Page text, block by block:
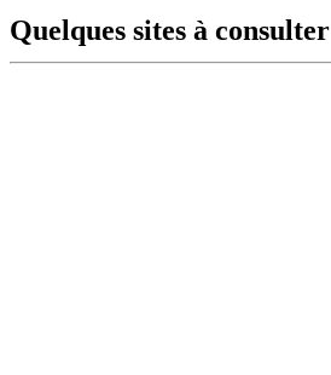
Quelques sites à consulter